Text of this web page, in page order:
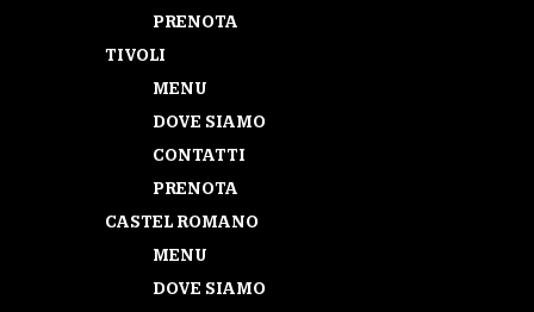
PRENOTA
TIVOLI
MENU
DOVE SIAMO
CONTATTI
PRENOTA
CASTEL ROMANO
MENU
DOVE SIAMO